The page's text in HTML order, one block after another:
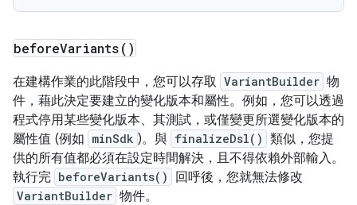
beforeVariants()
在建構作業的此階段中，您可以存取 VariantBuilder 物
件，藉此決定要建立的變化版本和屬性。例如，您可以透過
程式停用某些變化版本、其測試，或僅變更所選變化版本的
屬性值 (例如 minSdk )。與 finalizeDsl() 類似，您提
供的所有值都必須在設定時間解決，且不得依賴外部輸入。
執行完 beforeVariants() 回呼後，您就無法修改
VariantBuilder 物件。